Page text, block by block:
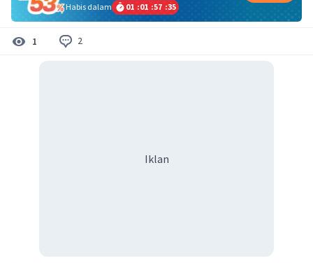
Habis dalam
01 :01 :57 :35
1 2
Iklan